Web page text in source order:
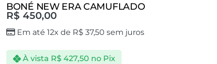
BONÉ NEW ERA CAMUFLADO
R$ 450,00
Em até 12x de R$ 37,50 sem juros
À vista R$427,50 no Pix